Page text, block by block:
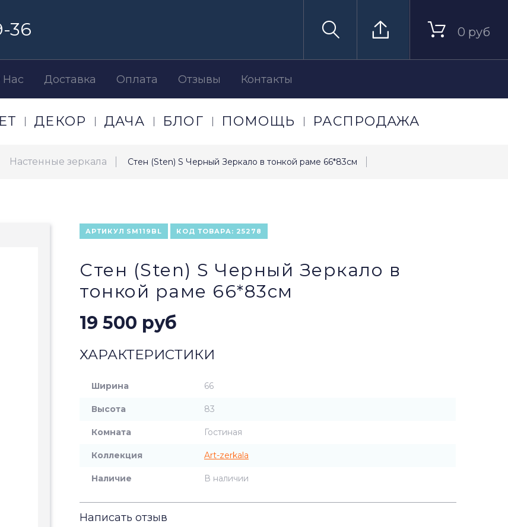
36 0 руб
Доставка Оплата Отзывы Контакты
ДЕКОР ДАЧА БЛОГ ПОМОЩЬ РАСПРОДАЖА
Настенные зеркала Стен (Sten) S Черный Зеркало в тонкой раме 66*83см
АРТИКУЛ SM119BL КОД ТОВАРА: 25278
Стен (Sten) S Черный Зеркало в
тонкой раме 66*83см
19 500 руб
ХАРАКТЕРИСТИКИ
Ширина 66
Высота 83
Комната Гостиная
Коллекция Art-zerkala
Наличие В наличии
Написать отзыв